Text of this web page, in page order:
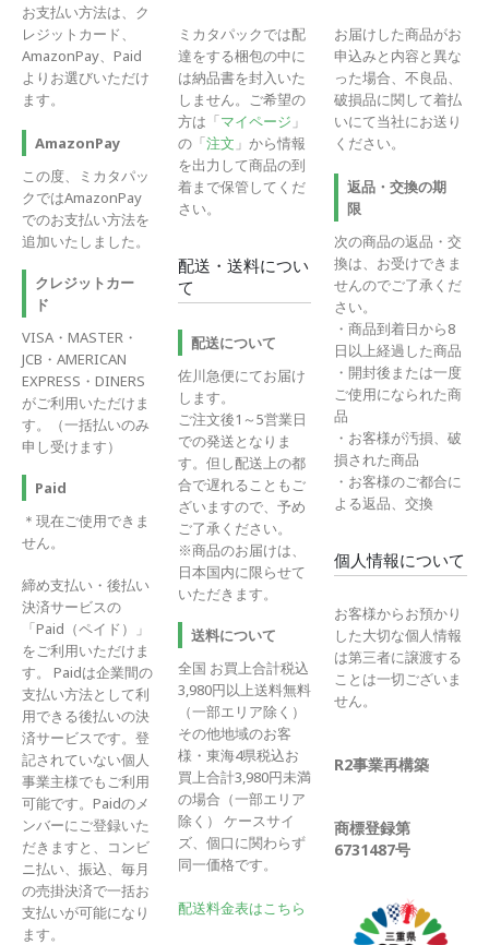
お支払い方法は、ク
レジットカード、
AmazonPay、Paid
よりお選びいただけ
ます。
AmazonPay
この度、ミカタパッ
クではAmazonPay
でのお支払い方法を
追加いたしました。
クレジットカー
ド
VISA・MASTER・
JCB・AMERICAN
EXPRESS・DINERS
がご利用いただけま
す。（一括払いのみ
申し受けます）
Paid
＊現在ご使用できま
せん。
締め支払い・後払い
決済サービスの
「Paid（ペイド）」
をご利用いただけま
す。 Paidは企業間の
支払い方法として利
用できる後払いの決
済サービスです。登
記されていない個人
事業主様でもご利用
可能です。Paidのメ
ンバーにご登録いた
だきますと、コンビ
ニ払い、振込、毎月
の売掛決済で一括お
支払いが可能になり
ます。
ミカタパックでは配
達をする梱包の中に
は納品書を封入いた
しません。ご希望の
方は「マイページ 」
の「注文 」から情報
を出力して商品の到
着まで保管してくだ
さい。
配送・送料につい
て
配送について
佐川急便にてお届け
します。
ご注文後1～5営業日
での発送となりま
す。但し配送上の都
合で遅れることもご
ざいますので、予め
ご了承ください。
※商品のお届けは、
日本国内に限らせて
いただきます。
送料について
全国 お買上合計税込
3,980円以上送料無料
（一部エリア除く）
その他地域のお客
様・東海4県税込お
買上合計3,980円未満
の場合（一部エリア
除く） ケースサイ
ズ、個口に関わらず
同一価格です。
配送料金表はこちら
お届けした商品がお
申込みと内容と異な
った場合、不良品、
破損品に関して着払
いにて当社にお送り
ください。
返品・交換の期
限
次の商品の返品・交
換は、お受けできま
せんのでご了承くだ
さい。
・商品到着日から8
日以上経過した商品
・開封後または一度
ご使用になられた商
品
・お客様が汚損、破
損された商品
・お客様のご都合に
よる返品、交換
個人情報について
お客様からお預かり
した大切な個人情報
は第三者に譲渡する
ことは一切ございま
せん。
R2事業再構築
商標登録第
6731487号